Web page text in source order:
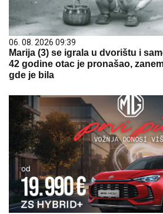
06. 08. 2026 09:39
Marija (3) se igrala u dvorištu i
42 godine otac je pronašao,
gde je bila